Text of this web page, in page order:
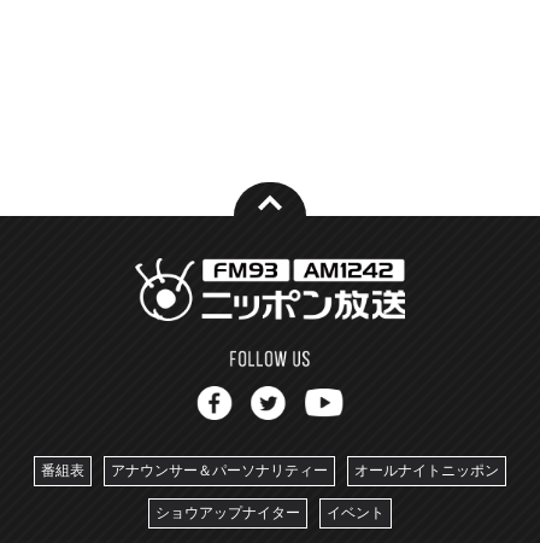
番組表 アナウンサー＆パーソナリティー オールナイトニッポン
ショウアップナイター イベント